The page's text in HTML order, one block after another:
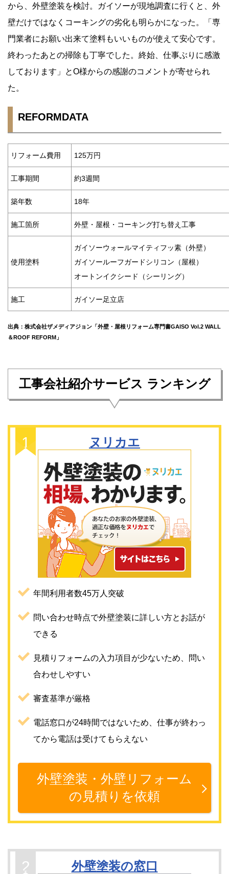
から、外壁塗装を検討。ガイソーが現地調査に行くと、外
壁だけではなくコーキングの劣化も明らかになった。「専
門業者にお願い出来て塗料もいいものが使えて安心です。
終わったあとの掃除も丁寧でした。終始、仕事ぶりに感激
しております」とO様からの感謝のコメントが寄せられ
た。
REFORMDATA
リフォーム費用 125万円
工事期間 約3週間
築年数 18年
施工箇所 外壁・屋根・コーキング打ち替え工事
使用塗料
ガイソーウォールマイティフッ素（外壁）
ガイソールーフガードシリコン（屋根）
オートンイクシード（シーリング）
施工 ガイソー足立店
出典：株式会社ザメディアジョン「外壁・屋根リフォーム専門書GAISO Vol.2 WALL
＆ROOF REFORM」
工事会社紹介サービス ランキング
ヌリカエ
年間利用者数45万人突破
問い合わせ時点で外壁塗装に詳しい方とお話が
できる
見積りフォームの入力項目が少ないため、問い
合わせしやすい
審査基準が厳格
電話窓口が24時間ではないため、仕事が終わっ
てから電話は受けてもらえない
外壁塗装・外壁リフォーム
の見積りを依頼
外壁塗装の窓口